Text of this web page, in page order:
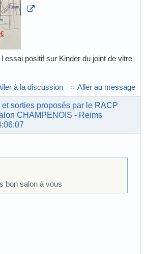
essai positif sur Kinder du joint de vitre
à la discussion Aller au message
et sorties proposés par le RACP
CHAMPENOIS - Reims
bon salon à vous